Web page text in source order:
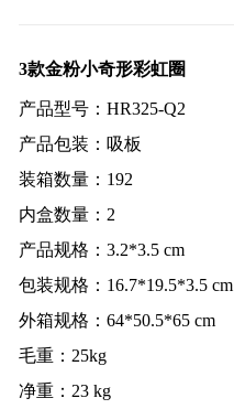
3款金粉小奇形彩虹圈
产品型号：HR325-Q2
产品包装：吸板
装箱数量：192
内盒数量：2
产品规格：3.2*3.5 cm
包装规格：16.7*19.5*3.5 cm
外箱规格：64*50.5*65 cm
毛重：25kg
净重：23 kg